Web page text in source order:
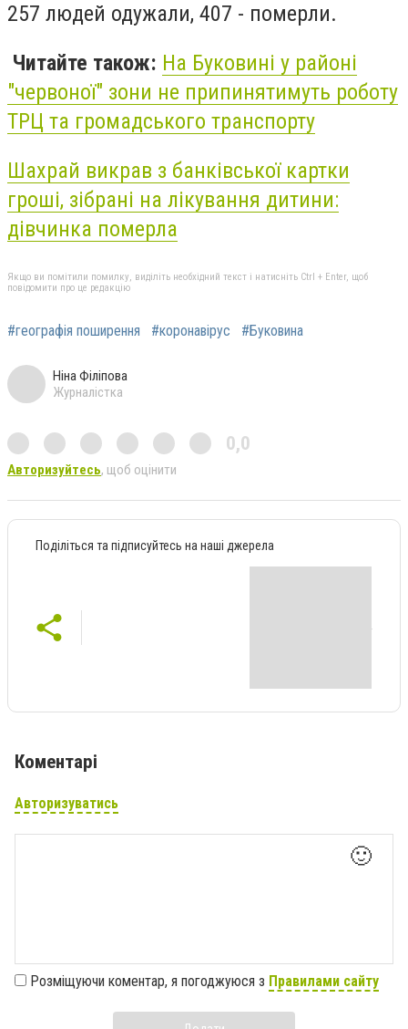
257 людей одужали, 407 - померли.
Читайте також: На Буковині у районі
"червоної" зони не припинятимуть роботу
ТРЦ та громадського транспорту
Шахрай викрав з банківської картки
гроші, зібрані на лікування дитини:
дівчинка померла
Якщо ви помітили помилку, виділіть необхідний текст і натисніть Ctrl + Enter, щоб
повідомити про це редакцію
#географія поширення #коронавірус #Буковина
Ніна Філіпова
Журналістка
0,0
Авторизуйтесь, щоб оцінити
Поділіться та підписуйтесь на наші джерела
Коментарі
Авторизуватись
🙂
Розміщуючи коментар, я погоджуюся з Правилами сайту